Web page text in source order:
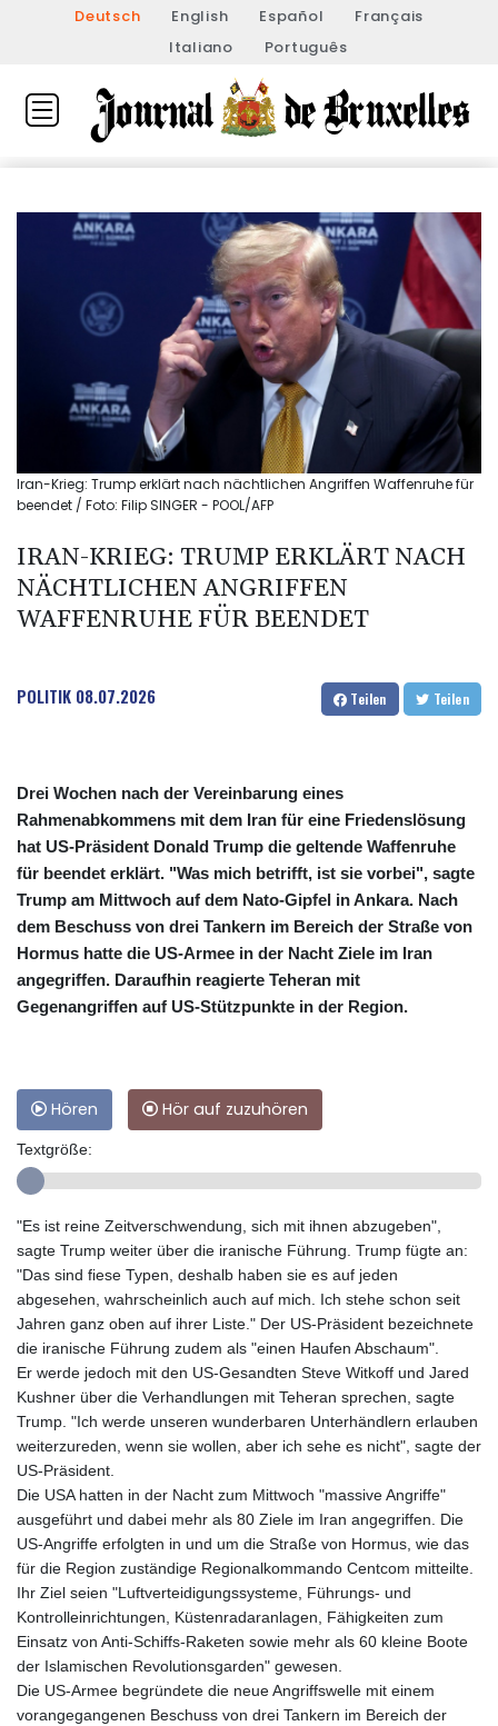
Deutsch English Español
Français
Italiano
Português
Iran-Krieg: Trump erklärt nach nächtlichen Angriffen Waffenruhe für
beendet / Foto: Filip SINGER - POOL/AFP
IRAN-KRIEG: TRUMP ERKLÄRT NACH
NÄCHTLICHEN ANGRIFFEN
WAFFENRUHE FÜR BEENDET
POLITIK 08.07.2026 Teilen Teilen
Drei Wochen nach der Vereinbarung eines
Rahmenabkommens mit dem Iran für eine Friedenslösung
hat US-Präsident Donald Trump die geltende Waffenruhe
für beendet erklärt. "Was mich betrifft, ist sie vorbei", sagte
Trump am Mittwoch auf dem Nato-Gipfel in Ankara. Nach
dem Beschuss von drei Tankern im Bereich der Straße von
Hormus hatte die US-Armee in der Nacht Ziele im Iran
angegriffen. Daraufhin reagierte Teheran mit
Gegenangriffen auf US-Stützpunkte in der Region.
Hören Hör auf zuzuhören
Textgröße:
"Es ist reine Zeitverschwendung, sich mit ihnen abzugeben",
sagte Trump weiter über die iranische Führung. Trump fügte an:
"Das sind fiese Typen, deshalb haben sie es auf jeden
abgesehen, wahrscheinlich auch auf mich. Ich stehe schon seit
Jahren ganz oben auf ihrer Liste." Der US-Präsident bezeichnete
die iranische Führung zudem als "einen Haufen Abschaum".
Er werde jedoch mit den US-Gesandten Steve Witkoff und Jared
Kushner über die Verhandlungen mit Teheran sprechen, sagte
Trump. "Ich werde unseren wunderbaren Unterhändlern erlauben
weiterzureden, wenn sie wollen, aber ich sehe es nicht", sagte der
US-Präsident.
Die USA hatten in der Nacht zum Mittwoch "massive Angriffe"
ausgeführt und dabei mehr als 80 Ziele im Iran angegriffen. Die
US-Angriffe erfolgten in und um die Straße von Hormus, wie das
für die Region zuständige Regionalkommando Centcom mitteilte.
Ihr Ziel seien "Luftverteidigungssysteme, Führungs- und
Kontrolleinrichtungen, Küstenradaranlagen, Fähigkeiten zum
Einsatz von Anti-Schiffs-Raketen sowie mehr als 60 kleine Boote
der Islamischen Revolutionsgarden" gewesen.
Die US-Armee begründete die neue Angriffswelle mit einem
vorangegangenen Beschuss von drei Tankern im Bereich der